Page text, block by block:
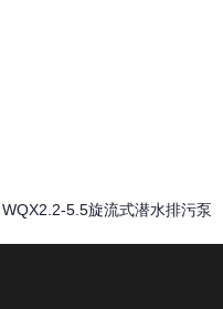
WQX2.2-5.5旋流式潜水排污泵